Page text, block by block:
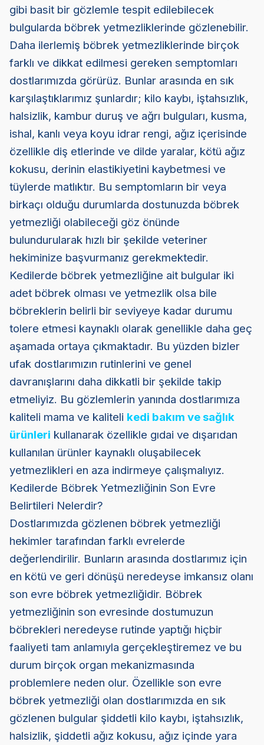
gibi basit bir gözlemle tespit edilebilecek
bulgularda böbrek yetmezliklerinde gözlenebilir.
Daha ilerlemiş böbrek yetmezliklerinde birçok
farklı ve dikkat edilmesi gereken semptomları
dostlarımızda görürüz. Bunlar arasında en sık
karşılaştıklarımız şunlardır; kilo kaybı, iştahsızlık,
halsizlik, kambur duruş ve ağrı bulguları, kusma,
ishal, kanlı veya koyu idrar rengi, ağız içerisinde
özellikle diş etlerinde ve dilde yaralar, kötü ağız
kokusu, derinin elastikiyetini kaybetmesi ve
tüylerde matlıktır. Bu semptomların bir veya
birkaçı olduğu durumlarda dostunuzda böbrek
yetmezliği olabileceği göz önünde
bulundurularak hızlı bir şekilde veteriner
hekiminize başvurmanız gerekmektedir.
Kedilerde böbrek yetmezliğine ait bulgular iki
adet böbrek olması ve yetmezlik olsa bile
böbreklerin belirli bir seviyeye kadar durumu
tolere etmesi kaynaklı olarak genellikle daha geç
aşamada ortaya çıkmaktadır. Bu yüzden bizler
ufak dostlarımızın rutinlerini ve genel
davranışlarını daha dikkatli bir şekilde takip
etmeliyiz. Bu gözlemlerin yanında dostlarımıza
kaliteli mama ve kaliteli kedi bakım ve sağlık
ürünleri kullanarak özellikle gıdai ve dışarıdan
kullanılan ürünler kaynaklı oluşabilecek
yetmezlikleri en aza indirmeye çalışmalıyız.
Kedilerde Böbrek Yetmezliğinin Son Evre
Belirtileri Nelerdir?
Dostlarımızda gözlenen böbrek yetmezliği
hekimler tarafından farklı evrelerde
değerlendirilir. Bunların arasında dostlarımız için
en kötü ve geri dönüşü neredeyse imkansız olanı
son evre böbrek yetmezliğidir. Böbrek
yetmezliğinin son evresinde dostumuzun
böbrekleri neredeyse rutinde yaptığı hiçbir
faaliyeti tam anlamıyla gerçekleştiremez ve bu
durum birçok organ mekanizmasında
problemlere neden olur. Özellikle son evre
böbrek yetmezliği olan dostlarımızda en sık
gözlenen bulgular şiddetli kilo kaybı, iştahsızlık,
halsizlik, şiddetli ağız kokusu, ağız içinde yara